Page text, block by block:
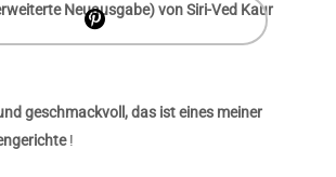
Neuausgabe) von Siri-Ved Kaur
geschmackvoll, das ist eines meiner
!